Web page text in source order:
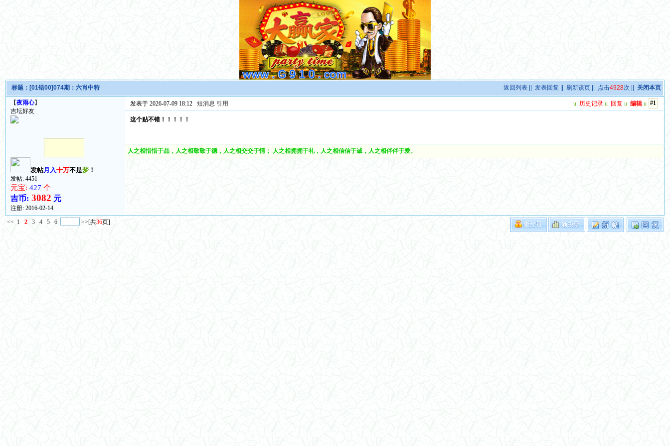
返回列表 ||发表回复 ||刷新该页 || 点击4928次 || 关闭本页
标题： [01错00]074期：六肖中特
【夜雨心】
吉坛好友
发帖月入十万不是梦 ！
发帖: 4451
元宝: 427个
吉币: 3082 元
注册:2016-02-14
#1
u 历史记录 u 回复 u 编辑 u
发表于 2026-07-09 18:12短消息 引用
这个贴不错！！！！！
人之相惜惜于品，人之相敬敬于德，人之相交交于情； 人之相拥拥于礼，人之相信信于诚，人之相伴伴于爱。
<< 1 2 3 4 5 6 >>[共36页]